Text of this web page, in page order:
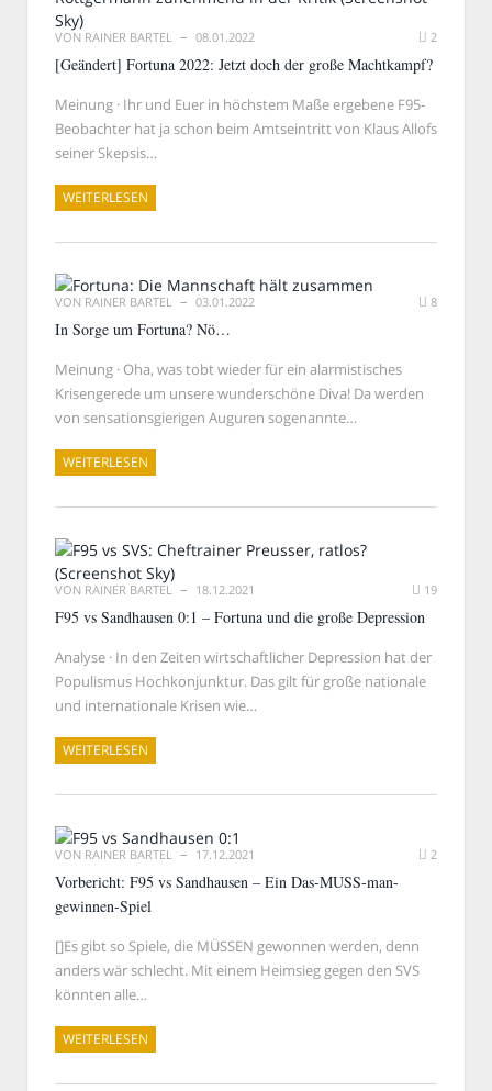
VON RAINER BARTEL 08.01.2022 2
[Geändert] Fortuna 2022: Jetzt doch der große Machtkampf?
Meinung · Ihr und Euer in höchstem Maße ergebene F95-
Beobachter hat ja schon beim Amtseintritt von Klaus Allofs
seiner Skepsis…
WEITERLESEN
VON RAINER BARTEL 03.01.2022 8
In Sorge um Fortuna? Nö…
Meinung · Oha, was tobt wieder für ein alarmistisches
Krisengerede um unsere wunderschöne Diva! Da werden
von sensationsgierigen Auguren sogenannte…
WEITERLESEN
VON RAINER BARTEL 18.12.2021 19
F95 vs Sandhausen 0:1 – Fortuna und die große Depression
Analyse · In den Zeiten wirtschaftlicher Depression hat der
Populismus Hochkonjunktur. Das gilt für große nationale
und internationale Krisen wie…
WEITERLESEN
VON RAINER BARTEL 17.12.2021 2
Vorbericht: F95 vs Sandhausen – Ein Das-MUSS-man-
gewinnen-Spiel
[]Es gibt so Spiele, die MÜSSEN gewonnen werden, denn
anders wär schlecht. Mit einem Heimsieg gegen den SVS
könnten alle…
WEITERLESEN